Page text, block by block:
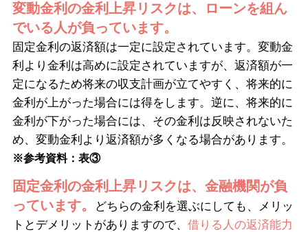
変動金利の金利上昇リスクは、ローンを組ん
でいる人が負っています。
固定金利の返済額は一定に設定されています。変動金
利より金利は高めに設定されていますが、返済額が一
定になるため将来の収支計画が立てやすく、将来的に
金利が上がった場合には得をします。逆に、将来的に
金利が下がった場合には、その金利は反映されないた
め、変動金利より返済額が多くなる場合があります。
※参考資料：表③
固定金利の金利上昇リスクは、金融機関が負
っています。
どちらの金利を選ぶにしても、メリッ
トとデメリットがありますので、 借りる人の返済能力